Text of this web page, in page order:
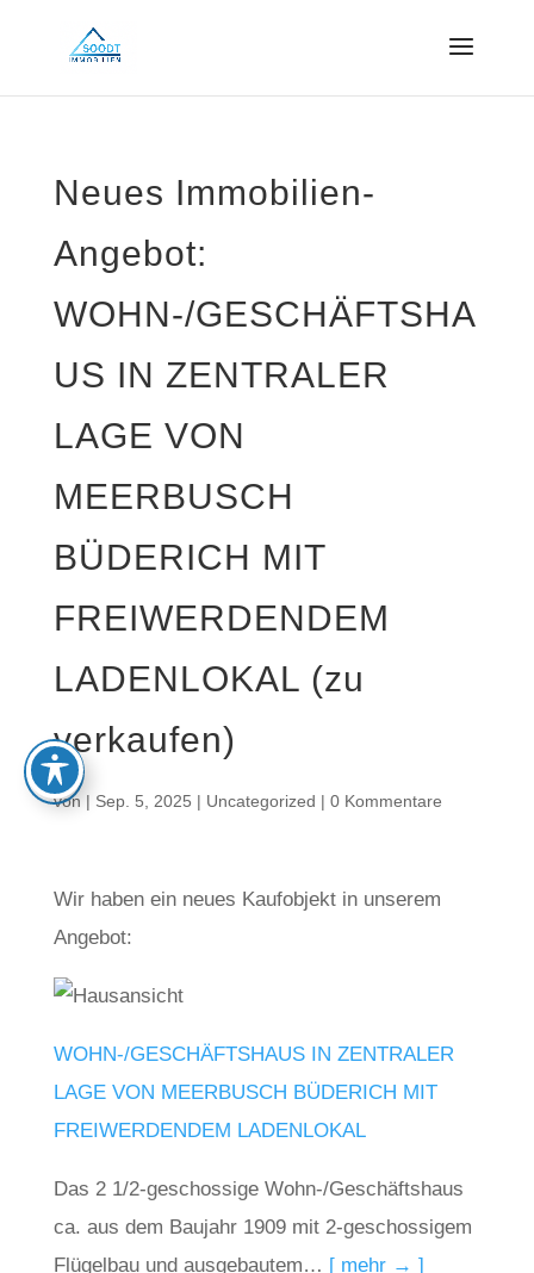
Neues Immobilien-
Angebot:
WOHN-/GESCHÄFTSHA
US IN ZENTRALER
LAGE VON
MEERBUSCH
BÜDERICH MIT
FREIWERDENDEM
LADENLOKAL (zu
verkaufen)
von | Sep. 5, 2025 | Uncategorized | 0 Kommentare
Wir haben ein neues Kaufobjekt in unserem
Angebot:
WOHN-/GESCHÄFTSHAUS IN ZENTRALER
LAGE VON MEERBUSCH BÜDERICH MIT
FREIWERDENDEM LADENLOKAL
Das 2 1/2-geschossige Wohn-/Geschäftshaus
ca. aus dem Baujahr 1909 mit 2-geschossigem
Flügelbau und ausgebautem… [ mehr → ]